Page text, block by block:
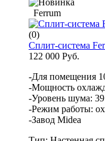
Ferrum
(0)
Сплит-система
122 000 Руб.
-Для помещения
-Мощность
-Уровень шума:
-Режим работы:
-Завод Midea